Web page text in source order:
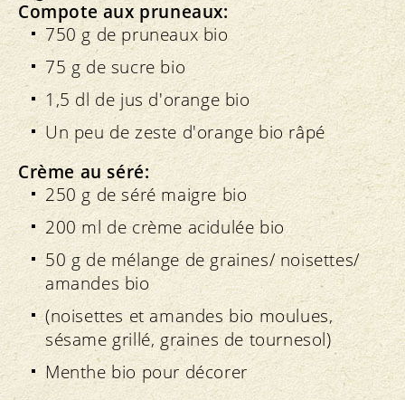
Compote aux pruneaux:
750 g de pruneaux bio
75 g de sucre bio
1,5 dl de jus d'orange bio
Un peu de zeste d'orange bio râpé
Crème au séré:
250 g de séré maigre bio
200 ml de crème acidulée bio
50 g de mélange de graines/ noisettes/
amandes bio
(noisettes et amandes bio moulues,
sésame grillé, graines de tournesol)
Menthe bio pour décorer